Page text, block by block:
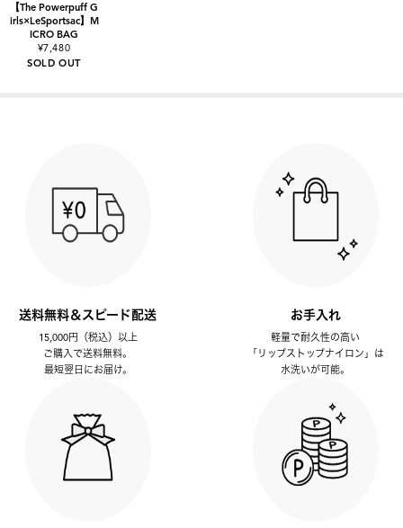
【The Powerpuff G
irls×LeSportsac】M
ICRO BAG
¥7,480
SOLD OUT
送料無料＆スピード配送
15,000円（税込）以上
ご購入で送料無料。
最短翌日にお届け。
お手入れ
軽量で耐久性の高い
「リップストップナイロン」は
水洗いが可能。